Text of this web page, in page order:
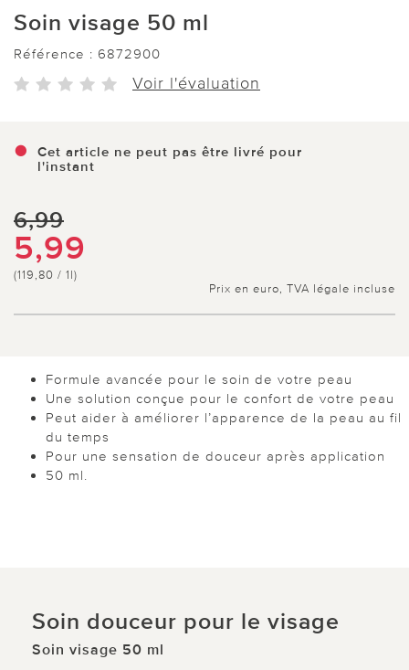
Soin visage 50 ml
Référence : 6872900
Voir l'évaluation
Cet article ne peut pas être livré pour
l'instant
6,99
5,99
(119,80 / 1l)
Prix en euro, TVA légale incluse
Formule avancée pour le soin de votre peau
Une solution conçue pour le confort de votre peau
Peut aider à améliorer l’apparence de la peau au fil
du temps
Pour une sensation de douceur après application
50 ml.
Soin douceur pour le visage
Soin visage 50 ml